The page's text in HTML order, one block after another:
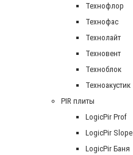
Технофлор
Технофас
Технолайт
Техновент
Техноблок
Техноакустик
PIR плиты
LogicPir Prof
LogicPir Slope
LogicPir Баня